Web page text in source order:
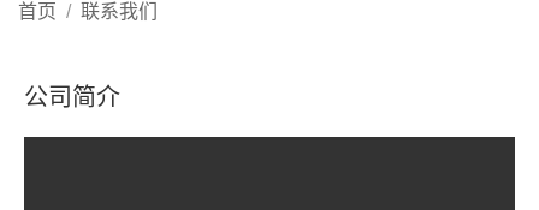
首页 / 联系我们
公司简介